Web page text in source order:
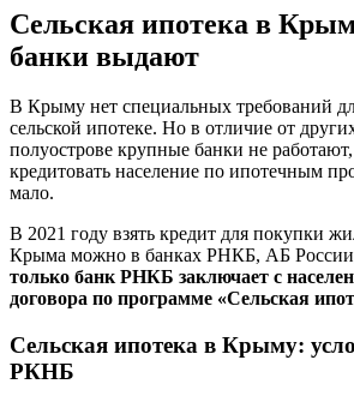
Сельская ипотека в
банки выдают
В Крыму нет специальных требований
сельской ипотеке. Но в отличие от
полуострове крупные банки не работают,
кредитовать население по ипотечным
мало.
В 2021 году взять кредит для покупки
Крыма можно в банках РНКБ, АБ
только банк РНКБ заключает с
договора по программе «Сельская
Сельская ипотека в Крыму:
РКНБ